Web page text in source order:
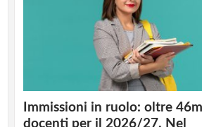
Immissioni in ruolo: oltre
docenti per il 2026/27. Nel